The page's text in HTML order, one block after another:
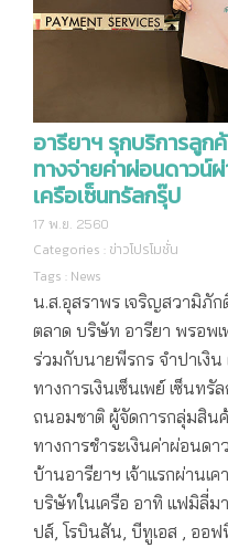
อารียาฯ รุกบริการลูก
ทางจ่ายค่าผ่อนดาวน์ผ่
เครือเซ็นทรัลกรุ๊ป
17 พ.ย. 2560
Categories : ข่าวโปรโมชั่น
Tags : News
น.ส.อุสราพร เจริญสวามิภั
ตลาด บริษัท อารียา พรอพ
ร่วมกับนายพีรกร จำปาเ
ทางการเงินเซ็นเพย์ เซ็นท
ถนอมชาติ ผู้จัดการกลุ่มสิน
ทางการชำระเงินค่าผ่อนด
บ้านอารียาฯ เจ้าแรกผ่านเค
บริษัทในเครือ อาทิ แฟมิลี่ม
ปส์, โรบินสัน, บีทูเอส , ออฟ